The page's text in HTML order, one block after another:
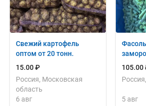
Свежий картофель
оптом от 20 тонн.
15.00 ₽
Россия, Московская
область
6 авг
105.00
5 авг